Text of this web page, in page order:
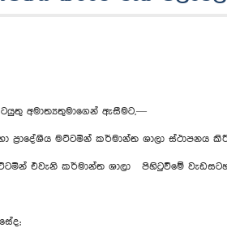
අමාත්‍යතුමාගෙන් ඇසීමට,—
මට්ටමින් කර්මාන්ත ශාලා ස්ථාපනය
එවැනි කර්මාන්ත ශාලා පිහිටුවීමේ